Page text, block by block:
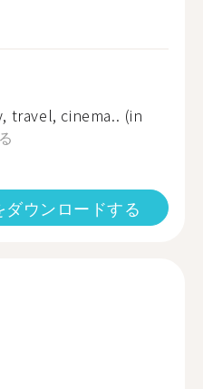
travel, cinema.. (in
ダウンロードする